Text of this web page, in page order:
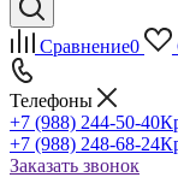
Сравнение0
Телефоны
+7 (988) 244-50-40
+7 (988) 248-68-24
Заказать звонок